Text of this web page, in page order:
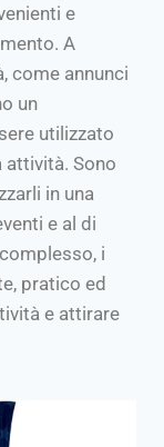
e
A
come annunci
un
utilizzato
attività. Sono
in una
e al di
i
pratico ed
e attirare